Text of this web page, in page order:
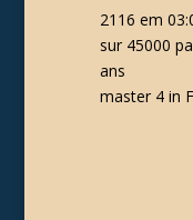
2116 em
sur 45000
ans
master 4 in